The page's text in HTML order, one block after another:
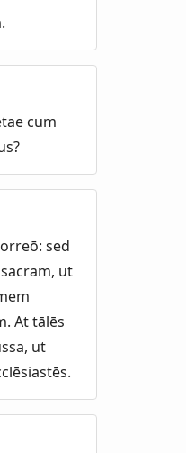
cum
sed
ut
At tālēs
ut